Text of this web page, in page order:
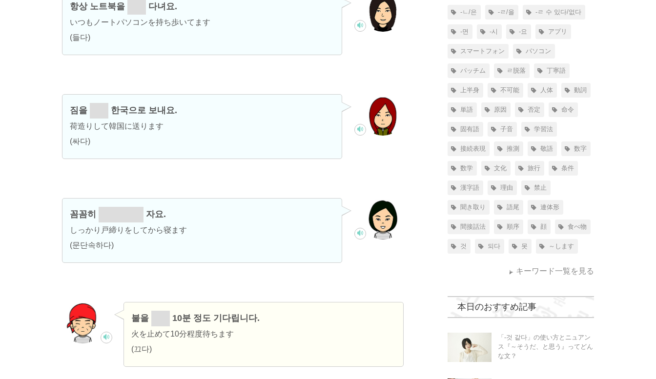
항상 노트북을 다녀요.
いつもノートパソコンを持ち歩いてます
(들다)
짐을 한국으로 보내요.
荷造りして韓国に送ります
(싸다)
꼼꼼히 자요.
しっかり戸締りをしてから寝ます
(문단속하다)
불을 10분 정도 기다립니다.
火を止めて10分程度待ちます
(끄다)
-ㄴ/은 -ㄹ/을 -ㄹ 수 있다/없다
-면 -시 -요 アプリ
スマートフォン パソコン
パッチム ㄹ脱落 丁寧語
上半身 不可能 人体 動詞
単語 原因 否定 命令
固有語 子音 学習法
接続表現 推測 敬語 数字
数学 文化 旅行 条件
漢字語 理由 禁止
聞き取り 語尾 連体形
間接話法 順序 顔 食べ物
것 되다 못 ～します
キーワード一覧を見る
本日のおすすめ記事
「-것 같다」の使い方とニュアン
ス『～そうだ、と思う』ってどん
な文？